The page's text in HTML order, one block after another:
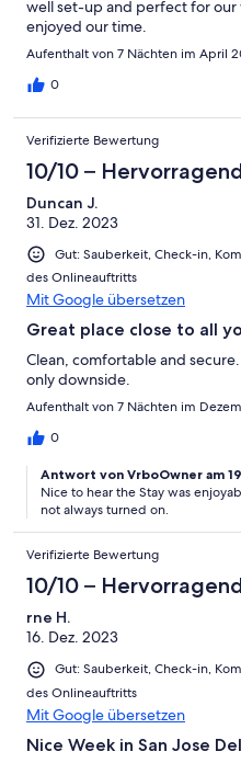
well set-up and perfect for
enjoyed our time.
Aufenthalt von 7 Nächten im April
0
Verifizierte Bewertung
10/10 –
Duncan J.
31. Dez. 2023
Gut: Sauberkeit, Check-in,
des Onlineauftritts
Mit Google übersetzen
Great place close to all
Clean, comfortable and
only downside.
Aufenthalt von 7 Nächten im
0
Antwort von VrboOwner am
Nice to hear the Stay was
not always turned on.
Verifizierte Bewertung
10/10 –
rne H.
16. Dez. 2023
Gut: Sauberkeit, Check-in,
des Onlineauftritts
Mit Google übersetzen
Nice Week in San Jose